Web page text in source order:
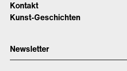
Kontakt
Kunst-Geschichten
Newsletter